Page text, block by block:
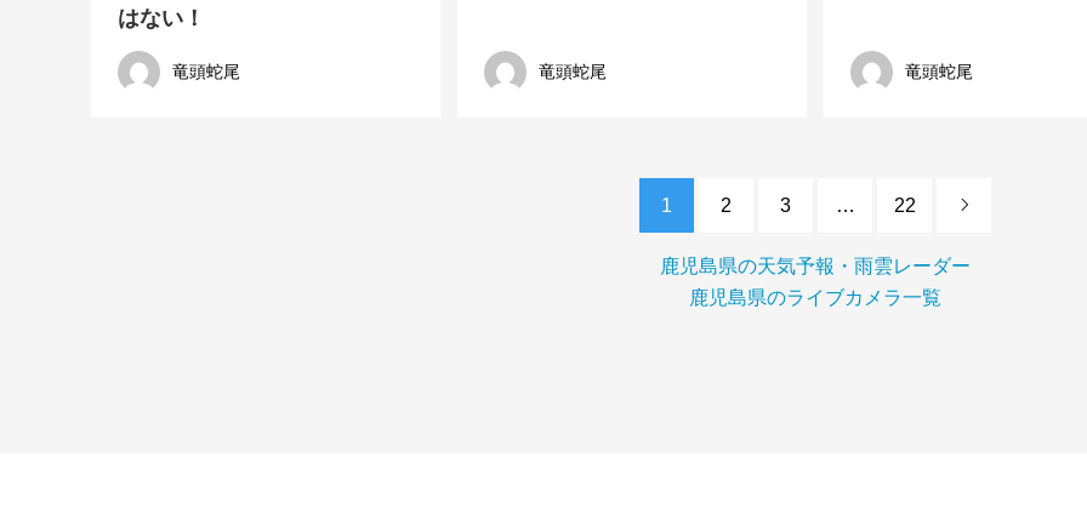
はない！
竜頭蛇尾 竜頭蛇尾 竜頭蛇尾
1 2 3 … 22 
鹿児島県の天気予報・雨雲レーダー
鹿児島県のライブカメラ一覧